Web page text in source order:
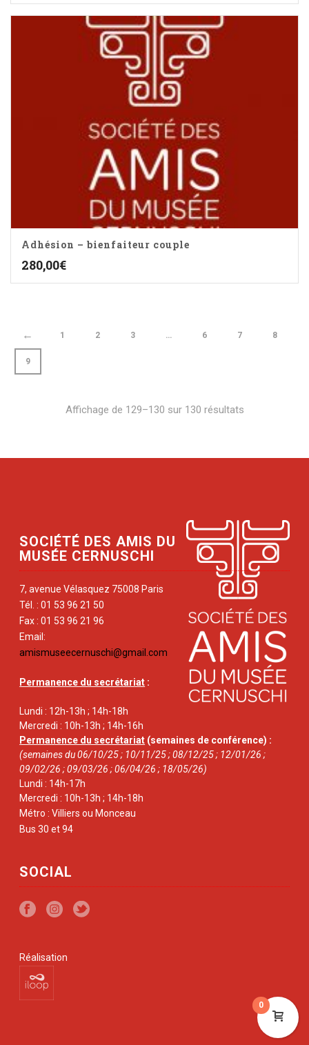
Adhésion – bienfaiteur couple
280,00€
← 1 2 3 … 6 7 8
9
Affichage de 129–130 sur 130 résultats
SOCIÉTÉ DES AMIS DU
MUSÉE CERNUSCHI
7, avenue Vélasquez 75008 Paris
Tél. : 01 53 96 21 50
Fax : 01 53 96 21 96
Email:
amismuseecernuschi@gmail.com
Permanence du secrétariat :
Lundi : 12h-13h ; 14h-18h
Mercredi : 10h-13h ; 14h-16h
Permanence du secrétariat (semaines de conférence) :
(semaines du 06/10/25 ; 10/11/25 ; 08/12/25 ; 12/01/26 ;
09/02/26 ; 09/03/26 ; 06/04/26 ; 18/05/26)
Lundi : 14h-17h
Mercredi : 10h-13h ; 14h-18h
Métro : Villiers ou Monceau
Bus 30 et 94
SOCIAL
Réalisation
0